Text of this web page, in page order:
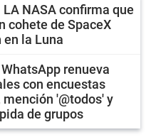
LA NASA confirma que
cohete de SpaceX
la Luna
WhatsApp renueva
con encuestas
'@todos' y
de grupos